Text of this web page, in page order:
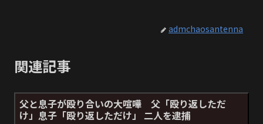
admchaosantenna
関連記事
父と息子が殴り合いの大喧嘩 父「殴り返しただ
け」息子「殴り返しただけ」 二人を逮捕